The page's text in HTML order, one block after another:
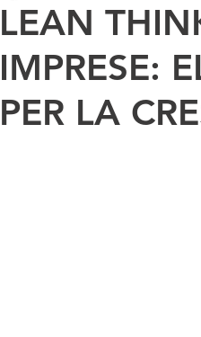
LEAN
IMPRESE:
PER LA